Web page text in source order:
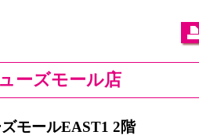
ーズモール店
モールEAST1 2階